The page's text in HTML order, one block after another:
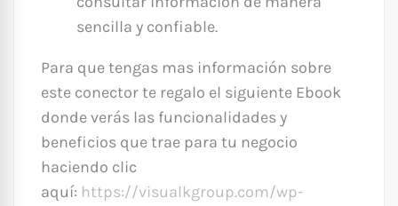
sencilla y confiable.
Para que tengas mas información sobre
este conector te regalo el siguiente Ebook
donde verás las funcionalidades y
beneficios que trae para tu negocio
haciendo clic
aquí: https://visualkgroup.com/wp-